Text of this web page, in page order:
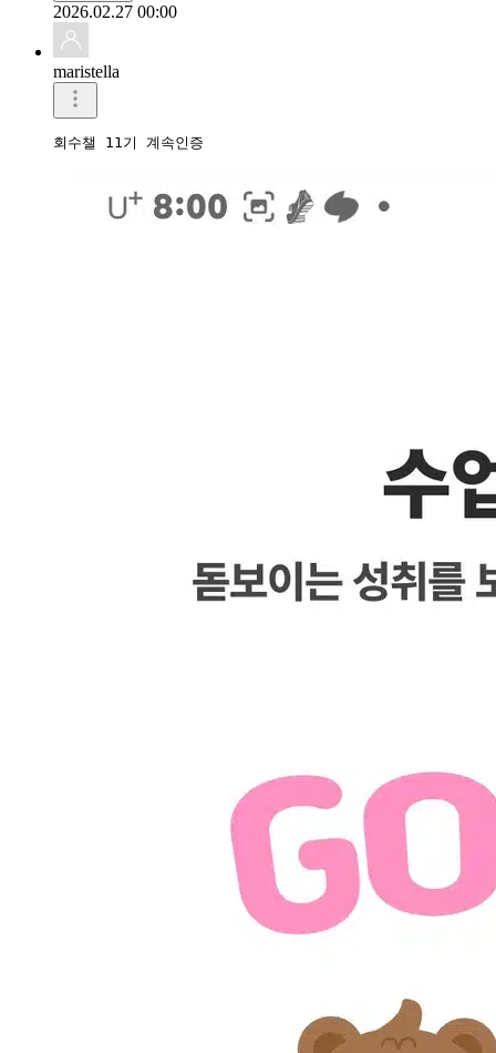
2026.02.27 00:00
maristella
회수챌 11기 계속인증